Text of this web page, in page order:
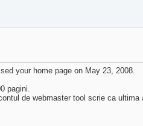
your home page on May 23, 2008.
pagini.
de webmaster tool scrie ca